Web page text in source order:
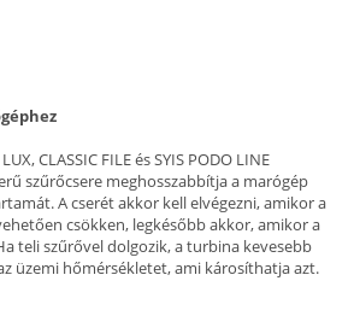
CLASSIC FILE és SYIS PODO LINE
szűrőcsere meghosszabbítja a marógép
A cserét akkor kell elvégezni, amikor a
csökken, legkésőbb akkor, amikor a
teli szűrővel dolgozik, a turbina kevesebb
üzemi hőmérsékletet, ami károsíthatja azt.